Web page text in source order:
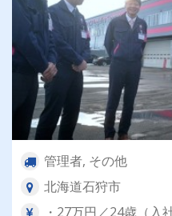
管理者, その他
北海道石狩市
・27万円／24歳（入